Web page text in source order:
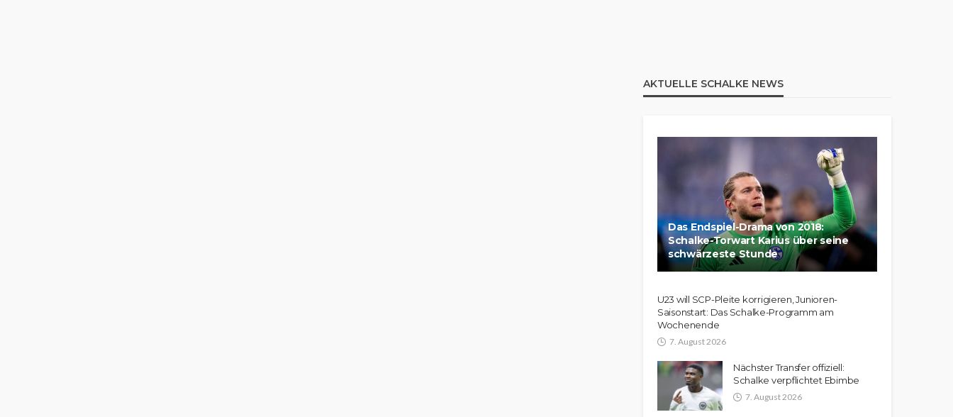
AKTUELLE SCHALKE NEWS
Das Endspiel-Drama von 2018:
Schalke-Torwart Karius über seine
schwärzeste Stunde
U23 will SCP-Pleite korrigieren, Junioren-
Saisonstart: Das Schalke-Programm am
Wochenende
7. August 2026
Nächster Transfer offiziell:
Schalke verpflichtet Ebimbe
7. August 2026